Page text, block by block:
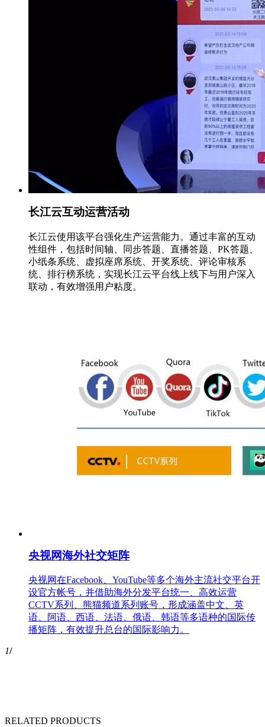
长江云互动运营活动
长江云使用该平台强化生产运营能力。通过丰富的互动
性组件，包括时间轴、同步答题、直播答题、PK答题、
小纸条系统、虚拟座席系统、开奖系统、评论审核系
统、排行榜系统，实现长江云平台线上线下与用户深入
联动，有效增强用户粘度。
央视网海外社交矩阵
央视网在Facebook、YouTube等多个海外主流社交平台开
设官方帐号，并借助海外分发平台统一、高效运营
CCTV系列、熊猫频道系列账号，形成涵盖中文、英
语、阿语、西语、法语、俄语、韩语等多语种的国际传
播矩阵，有效提升总台的国际影响力。
1/
RELATED PRODUCTS